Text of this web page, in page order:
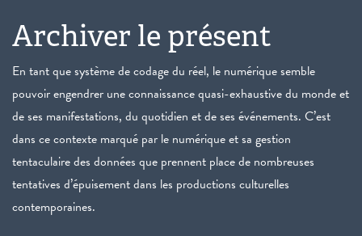
Archiver le présent
En tant que système de codage du réel, le numérique semble
pouvoir engendrer une connaissance quasi-exhaustive du monde et
de ses manifestations, du quotidien et de ses événements. C’est
dans ce contexte marqué par le numérique et sa gestion
tentaculaire des données que prennent place de nombreuses
tentatives d’épuisement dans les productions culturelles
contemporaines.